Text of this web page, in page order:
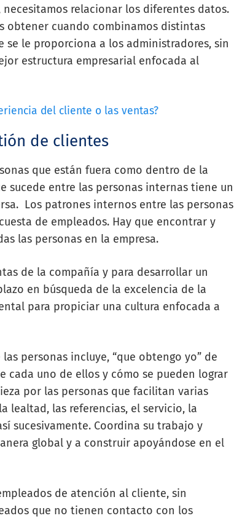
relacionar los diferentes datos.
obtener cuando combinamos distintas
se le proporciona a los administradores, sin
estructura empresarial enfocada al
del cliente o las ventas?
de clientes
que están fuera como dentro de la
sucede entre las personas internas tiene un
Los patrones internos entre las personas
de empleados. Hay que encontrar y
las personas en la empresa.
de la compañía y para desarrollar un
en búsqueda de la excelencia de la
para propiciar una cultura enfocada a
personas incluye, “que obtengo yo” de
cada uno de ellos y cómo se pueden lograr
por las personas que facilitan varias
lealtad, las referencias, el servicio, la
sucesivamente. Coordina su trabajo y
global y a construir apoyándose en el
de atención al cliente, sin
que no tienen contacto con los